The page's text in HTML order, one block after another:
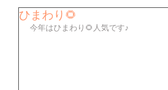
ひまわり🌻
今年はひまわり🌻人気です♪